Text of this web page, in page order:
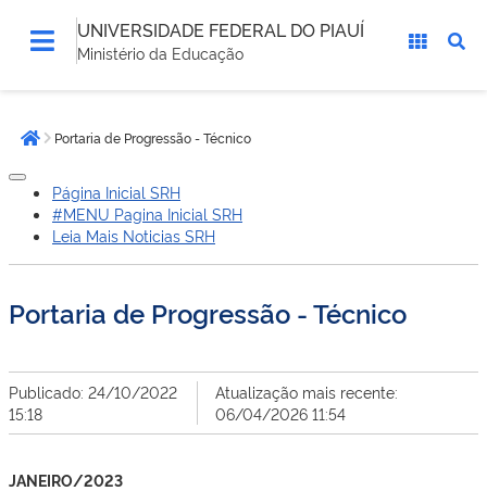
UNIVERSIDADE FEDERAL DO PIAUÍ
Ministério da Educação
estáPágina inicial
Portaria de Progressão - Técnico
Página Inicial SRH
#MENU Pagina Inicial SRH
Leia Mais Noticias SRH
Portaria de Progressão - Técnico
Publicado: 24/10/2022
15:18
Atualização mais recente:
06/04/2026 11:54
JANEIRO/2023